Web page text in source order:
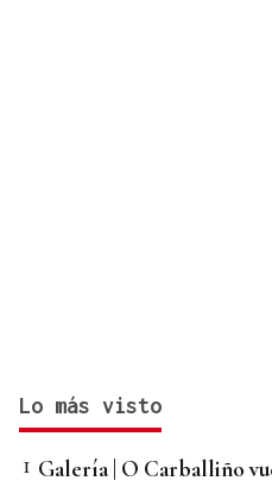
Lo más visto
Galería | O Carballiño